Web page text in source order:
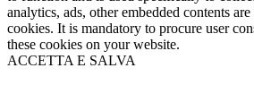
analytics, ads, other embedded contents
cookies. It is mandatory to procure user
these cookies on your website.
ACCETTA E SALVA